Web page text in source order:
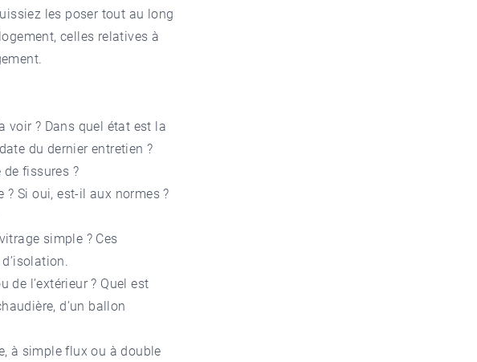
les poser tout au long
celles relatives à
voir ? Dans quel état est la
du dernier entretien ?
de fissures ?
? Si oui, est-il aux normes ?
simple ? Ces
de l’extérieur ? Quel est
d’un ballon
à simple flux ou à double